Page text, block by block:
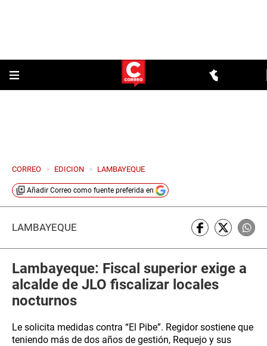
CORREO > EDICION > LAMBAYEQUE
Añadir Correo como fuente preferida en
LAMBAYEQUE
Lambayeque: Fiscal superior exige a
alcalde de JLO fiscalizar locales
nocturnos
Le solicita medidas contra “El Pibe”. Regidor sostiene que
teniendo más de dos años de gestión, Requejo y sus